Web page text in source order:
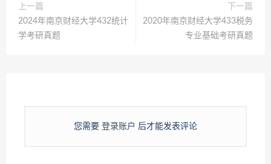
上一篇
2024年南京财经大学432统计
学考研真题
下一篇
2020年​南京财经大学433税务
专业基础考研真题
您需要 登录账户 后才能发表评论